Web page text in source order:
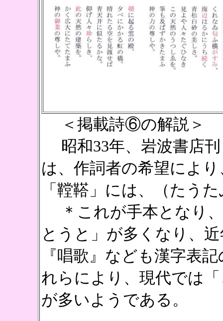
＜掲載詩⑥の解説＞
昭和33年、岩波書店
は、作詞者の希望によ
「鞺鞳」には、（たう
＊これが手本となり
とうと」が多くなり、
『唱歌』なども漢字表
れらにより、現代では
が多いようである。